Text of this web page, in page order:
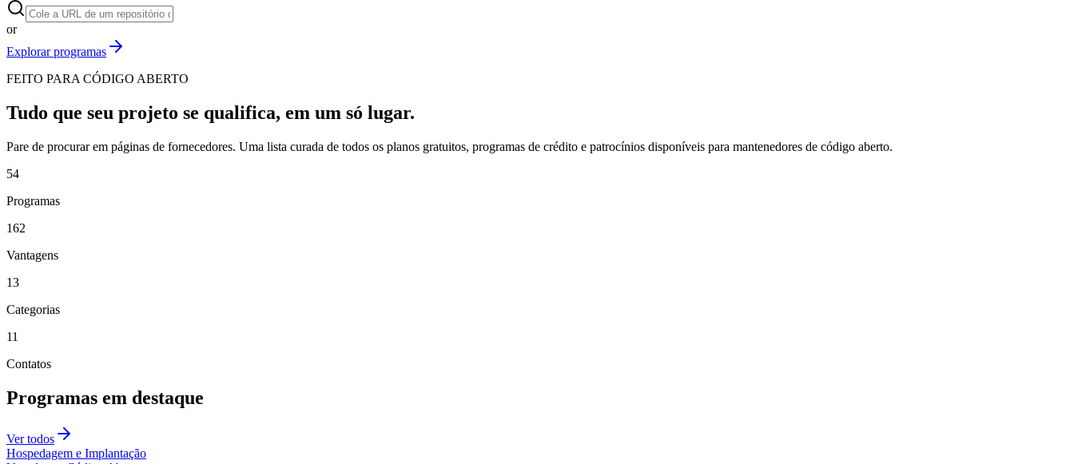
or
Explorar programas
FEITO PARA CÓDIGO ABERTO
Tudo que seu projeto se qualifica, em um só lugar.
Pare de procurar em páginas de fornecedores. Uma lista curada de todos os planos gratuitos, programas de crédito e patrocínios disponíveis para mantenedores de código aberto.
54
Programas
162
Vantagens
13
Categorias
11
Contatos
Programas em destaque
Ver todos
Hospedagem e Implantação